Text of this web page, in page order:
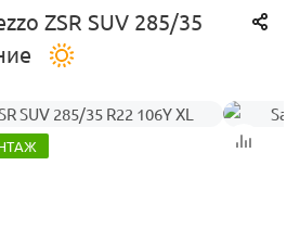
ZSR SUV 285/35